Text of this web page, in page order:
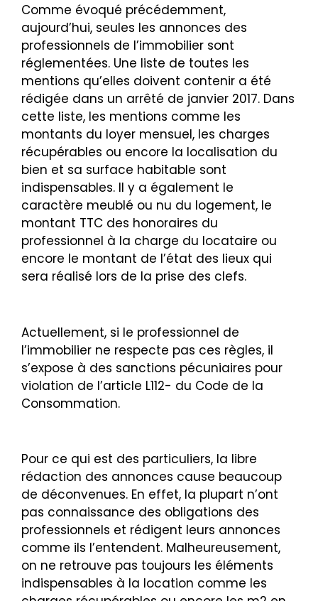
Comme évoqué précédemment,
aujourd’hui, seules les annonces des
professionnels de l’immobilier sont
réglementées. Une liste de toutes les
mentions qu’elles doivent contenir a été
rédigée dans un arrêté de janvier 2017. Dans
cette liste, les mentions comme les
montants du loyer mensuel, les charges
récupérables ou encore la localisation du
bien et sa surface habitable sont
indispensables. Il y a également le
caractère meublé ou nu du logement, le
montant TTC des honoraires du
professionnel à la charge du locataire ou
encore le montant de l’état des lieux qui
sera réalisé lors de la prise des clefs.
Actuellement, si le professionnel de
l’immobilier ne respecte pas ces règles, il
s’expose à des sanctions pécuniaires pour
violation de l’article L112- du Code de la
Consommation.
Pour ce qui est des particuliers, la libre
rédaction des annonces cause beaucoup
de déconvenues. En effet, la plupart n’ont
pas connaissance des obligations des
professionnels et rédigent leurs annonces
comme ils l’entendent. Malheureusement,
on ne retrouve pas toujours les éléments
indispensables à la location comme les